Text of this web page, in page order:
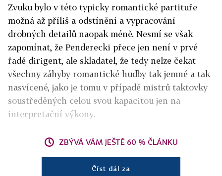
Zvuku bylo v této typicky romantické partituře
možná až příliš a odstínění a vypracování
drobných detailů naopak méně. Nesmí se však
zapomínat, že Penderecki přece jen není v prvé
řadě dirigent, ale skladatel, že tedy nelze čekat
všechny záhyby romantické hudby tak jemné a tak
nasvícené, jako je tomu v případě mistrů taktovky
soustředěných celou svou kapacitou jen na
interpretační výkony.
ZBÝVÁ VÁM JEŠTĚ 60 % ČLÁNKU
Číst dál za